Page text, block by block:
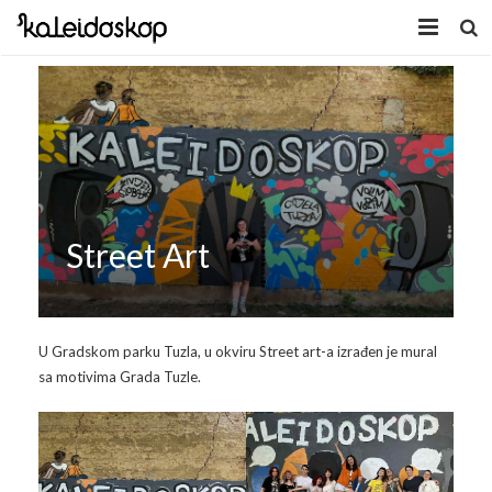
Home
Novosti
O nama
Program
Kaleidoskop Art
Izložbe/Performans
Koncert
Volonteri
Video
Video 2009.
Video 2010.
Naša galerija
Galerija 2009
Facebook
Street Art
U Gradskom parku Tuzla, u okviru Street art-a izrađen je mural
sa motivima Grada Tuzle.